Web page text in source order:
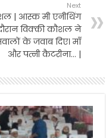
Next
| आस्क मी एनीथिंग
विक्की कौशल ने
के जवाब दिए। माँ
और पत्नी कैटरीना… |